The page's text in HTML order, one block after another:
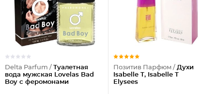
Delta Parfum / Туалетная
вода мужская Lovelas Bad
Boy с феромонами
Позитив Парфюм / Духи
Isabelle T, Isabelle T
Elysees